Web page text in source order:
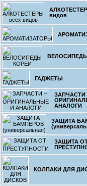
видов
ГАДЖЕТЫ
ЗАПЧАСТИ
АНАЛОГИ
ЗАЩИТА
ЗАЩИТА
КОЛПАКИ ДЛЯ